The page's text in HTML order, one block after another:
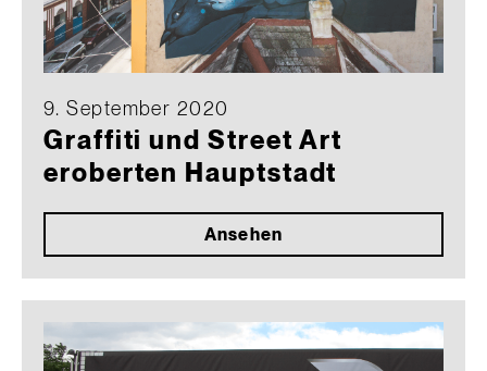
9. September 2020
Graffiti und Street Art
eroberten Hauptstadt
Ansehen